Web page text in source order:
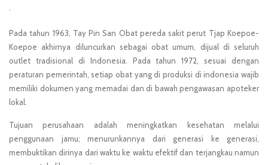
Pada tahun 1963, Tay Pin San Obat pereda sakit perut Tjap Koepoe-
Koepoe akhirnya diluncurkan sebagai obat umum, dijual di seluruh
outlet tradisional di Indonesia. Pada tahun 1972, sesuai dengan
peraturan pemerintah, setiap obat yang di produksi di indonesia wajib
memiliki dokumen yang memadai dan di bawah pengawasan apoteker
lokal.
Tujuan perusahaan adalah meningkatkan kesehatan melalui
penggunaan jamu; menurunkannya dari generasi ke generasi,
membuktikan dirinya dari waktu ke waktu efektif dan terjangkau namun